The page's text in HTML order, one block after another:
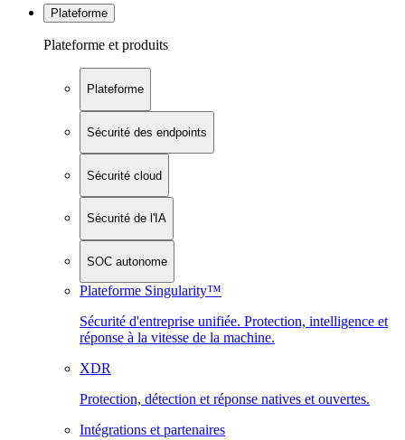
Plateforme
Plateforme et produits
Plateforme
Sécurité des endpoints
Sécurité cloud
Sécurité de l'IA
SOC autonome
Plateforme Singularity™
Sécurité d'entreprise unifiée. Protection, intelligence et
réponse à la vitesse de la machine.
XDR
Protection, détection et réponse natives et ouvertes.
Intégrations et partenaires